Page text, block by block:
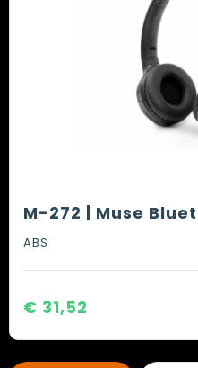
M-272 | Muse
ABS
€ 31,52